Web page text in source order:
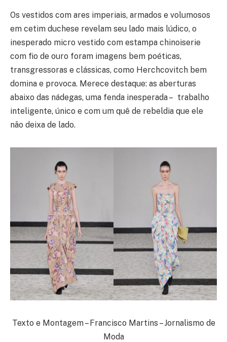
Os vestidos com ares imperiais, armados e volumosos
em cetim duchese revelam seu lado mais lúdico, o
inesperado micro vestido com estampa chinoiserie
com fio de ouro foram imagens bem poéticas,
transgressoras e clássicas, como Herchcovitch bem
domina e provoca. Merece destaque: as aberturas
abaixo das nádegas, uma fenda inesperada – trabalho
inteligente, único e com um quê de rebeldia que ele
não deixa de lado.
Texto e Montagem – Francisco Martins – Jornalismo de
Moda